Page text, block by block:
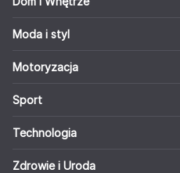
Moda i styl
Motoryzacja
Sport
Technologia
Zdrowie i Uroda